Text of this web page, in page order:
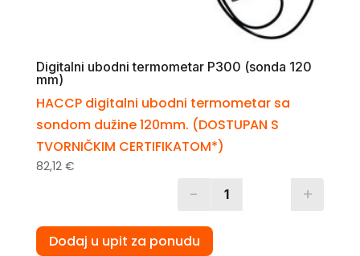
Digitalni ubodni termometar P300 (sonda 120
mm)
HACCP digitalni ubodni termometar sa
sondom dužine 120mm. (DOSTUPAN S
TVORNIČKIM CERTIFIKATOM*)
82,12 €
- +
Dodaj u upit za ponudu